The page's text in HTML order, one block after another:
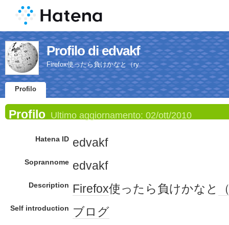
Profilo di edvakf
Firefox使ったら負けかなと（ry
Profilo
Profilo Ultimo aggiornamento: 02/ott/2010
Hatena ID edvakf
Soprannome edvakf
Description Firefox使ったら負けかなと
Self introduction
ブログ